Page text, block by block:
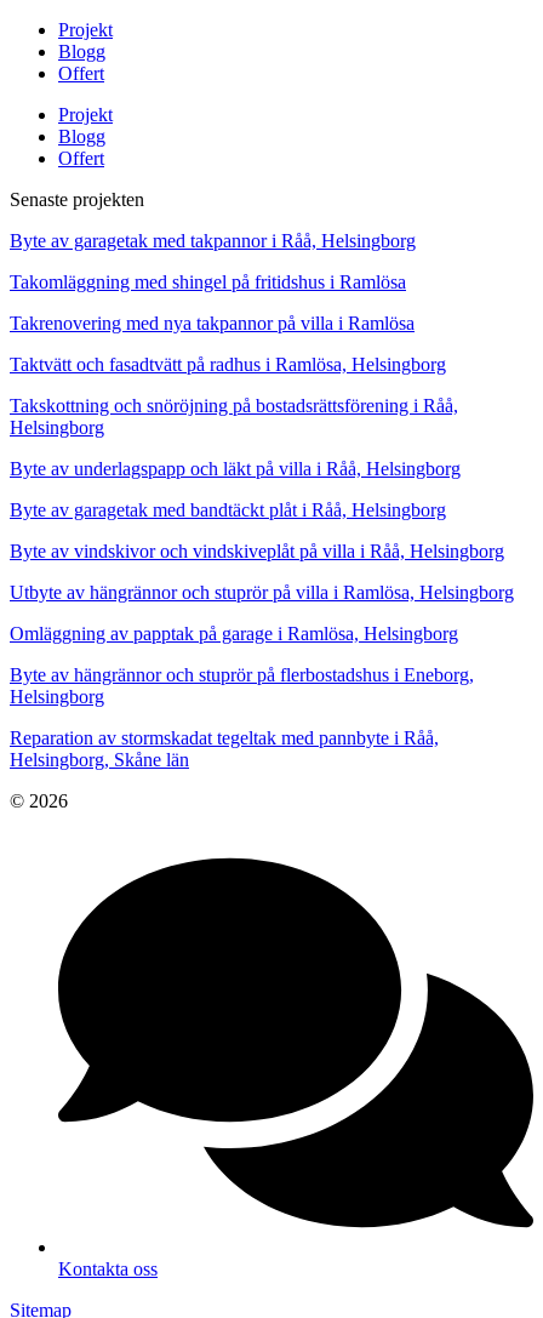
Projekt
Blogg
Offert
Projekt
Blogg
Offert
Senaste projekten
Byte av garagetak med takpannor i Råå, Helsingborg
Takomläggning med shingel på fritidshus i Ramlösa
Takrenovering med nya takpannor på villa i Ramlösa
Taktvätt och fasadtvätt på radhus i Ramlösa, Helsingborg
Takskottning och snöröjning på bostadsrättsförening i Råå,
Helsingborg
Byte av underlagspapp och läkt på villa i Råå, Helsingborg
Byte av garagetak med bandtäckt plåt i Råå, Helsingborg
Byte av vindskivor och vindskiveplåt på villa i Råå, Helsingborg
Utbyte av hängrännor och stuprör på villa i Ramlösa, Helsingborg
Omläggning av papptak på garage i Ramlösa, Helsingborg
Byte av hängrännor och stuprör på flerbostadshus i Eneborg,
Helsingborg
Reparation av stormskadat tegeltak med pannbyte i Råå,
Helsingborg, Skåne län
© 2026
Kontakta oss
Sitemap